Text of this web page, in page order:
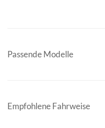
Passende Modelle
Empfohlene Fahrweise